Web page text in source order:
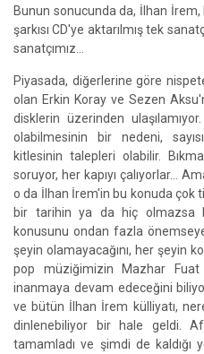
Bunun sonucunda da, İlhan
şarkısı CD'ye aktarılmış tek
sanatçımız…
Piyasada, diğerlerine göre
olan Erkin Koray ve Sezen
disklerin üzerinden
olabilmesinin bir nedeni,
kitlesinin talepleri olabilir.
soruyor, her kapıyı çalıyorlar…
o da İlhan İrem'in bu konuda çok
bir tarihin ya da hiç olmazsa
konusunu ondan fazla
şeyin olamayacağını, her şeyin
pop müziğimizin Mazhar
inanmaya devam edeceğini
ve bütün İlhan İrem külliyatı,
dinlenebiliyor bir hale geldi.
tamamladı ve şimdi de kaldığı